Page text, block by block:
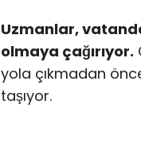
Uzmanlar,
olmaya çağırıyor.
yola çıkmadan
taşıyor.